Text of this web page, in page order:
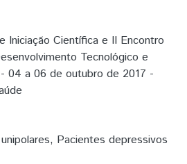
Iniciação Científica e II Encontro
Tecnológico e
04 a 06 de outubro de 2017 -
, Pacientes depressivos